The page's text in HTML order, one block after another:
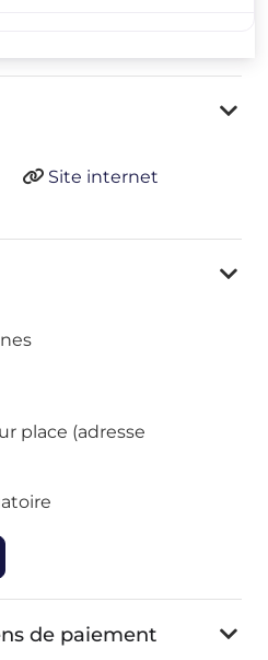
Site internet
place (adresse
de paiement